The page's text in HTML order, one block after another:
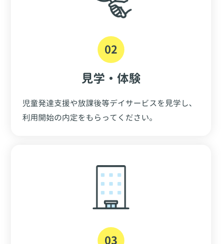
02
見学・体験
児童発達支援や放課後等デイサービスを見学し、
利用開始の内定をもらってください。
03